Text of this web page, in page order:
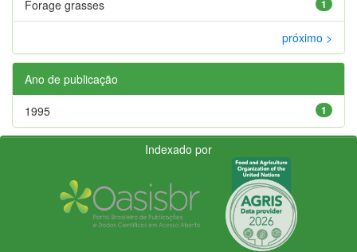
1
Forage grasses
próximo >
Ano de publicação
1
1995
Indexado por